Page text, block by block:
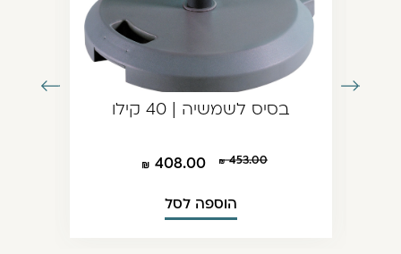
עבור
עבור
בסיס לשמשיה | 40 קילו
408.00 453.00
הוספה לסל